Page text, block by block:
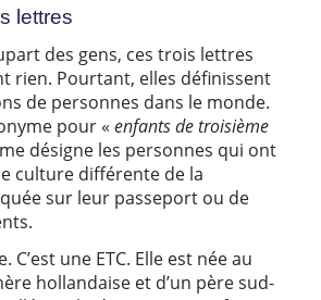
lettres
des gens, ces trois lettres
rien. Pourtant, elles définissent
de personnes dans le monde.
pour « enfants de troisième
désigne les personnes qui ont
culture différente de la
sur leur passeport ou de
C’est une ETC. Elle est née au
hollandaise et d’un père sud-